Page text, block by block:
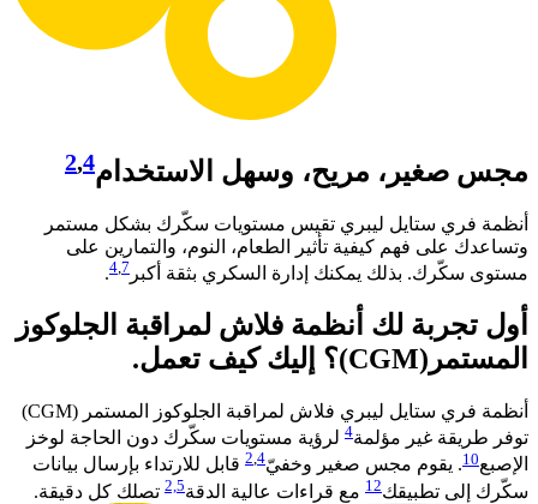
مجس صغير، مريح، وسهل الاستخدام 2,4
أنظمة فري ستايل ليبري تقيس مستويات سكّرك بشكل مستمر
وتساعدك على فهم كيفية تأثير الطعام، النوم، والتمارين على
مستوى سكّرك. بذلك يمكنك إدارة السكري بثقة أكبر
4 7
. ​
أول تجربة لك أنظمة فلاش لمراقبة الجلوكوز
المستمر(CGM)؟ إليك كيف تعمل.
أنظمة فري ستايل ليبري فلاش لمراقبة الجلوكوز المستمر (CGM)
توفر طريقة غير مؤلمة4 لرؤية مستويات سكّرك دون الحاجة لوخز
الإصبع10. يقوم مجس صغير وخفيّ 2,4
قابل للارتداء بإرسال بيانات
سكّرك إلى تطبيقك12 مع قراءات عالية الدقة 2, 5 تصلك كل دقيقة.